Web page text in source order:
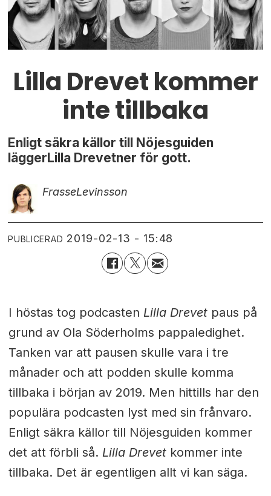
Lilla Drevet kommer
inte tillbaka
Enligt säkra källor till Nöjesguiden
läggerLilla Drevetner för gott.
FrasseLevinsson
PUBLICERAD 2019-02-13 - 15:48
I höstas tog podcasten Lilla Drevetpaus på
grund av Ola Söderholms pappaledighet.
Tanken var att pausen skulle vara i tre
månader och att podden skulle komma
tillbaka i början av 2019. Men hittills har den
populära podcasten lyst med sin frånvaro.
Enligt säkra källor till Nöjesguiden kommer
det att förbli så. Lilla Drevetkommer inte
tillbaka. Det är egentligen allt vi kan säga.